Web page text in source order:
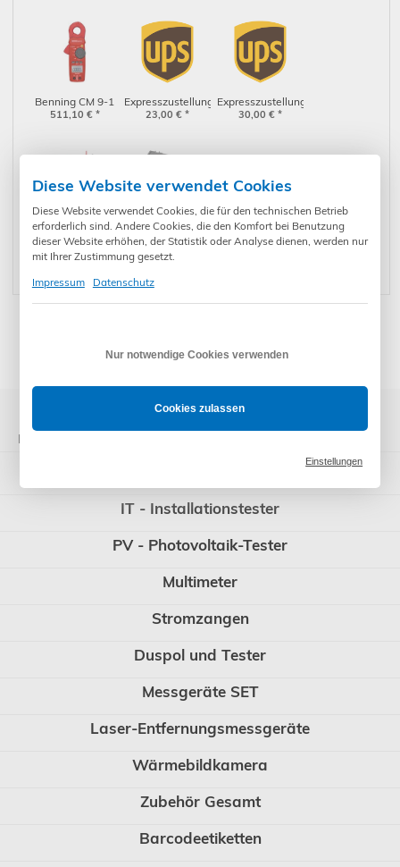
Benning CM 9-1
(044682)
511,10 € *
Expresszustellung
per UPS nächster
23,00 € *
Expresszustellung
per UPS bis 12
30,00 € *
Benning
Messleitungen
mit 2+4 mm
schraubbar
34,90 € *
Benning L-Boxx
238 (10236016)
86,20 € *
Zahlungsgebühren /-rabatt
Kategorien
IT - Installationstester
PV - Photovoltaik-Tester
Multimeter
Stromzangen
Duspol und Tester
Messgeräte SET
Laser-Entfernungsmessgeräte
Wärmebildkamera
Zubehör Gesamt
Barcodeetiketten
Diese Website verwendet Cookies
Diese Website verwendet Cookies, die für den technischen Betrieb
erforderlich sind. Andere Cookies, die den Komfort bei Benutzung
dieser Website erhöhen, der Statistik oder Analyse dienen, werden nur
mit Ihrer Zustimmung gesetzt.
Impressum
Datenschutz
Nur notwendige Cookies verwenden
Cookies zulassen
Einstellungen